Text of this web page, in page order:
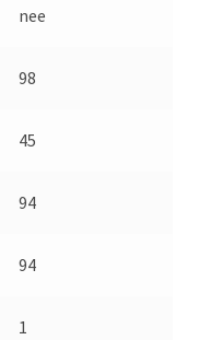
nee
98
45
94
94
1